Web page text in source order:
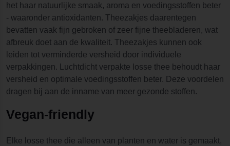
het haar natuurlijke smaak, aroma en voedingsstoffen beter
- waaronder antioxidanten. Theezakjes daarentegen
bevatten vaak fijn gebroken of zeer fijne theebladeren, wat
afbreuk doet aan de kwaliteit. Theezakjes kunnen ook
leiden tot verminderde versheid door individuele
verpakkingen. Luchtdicht verpakte losse thee behoudt haar
versheid en optimale voedingsstoffen beter. Deze voordelen
dragen bij aan de inname van meer gezonde stoffen.
Vegan-friendly
Elke losse thee die alleen van planten en water is gemaakt,